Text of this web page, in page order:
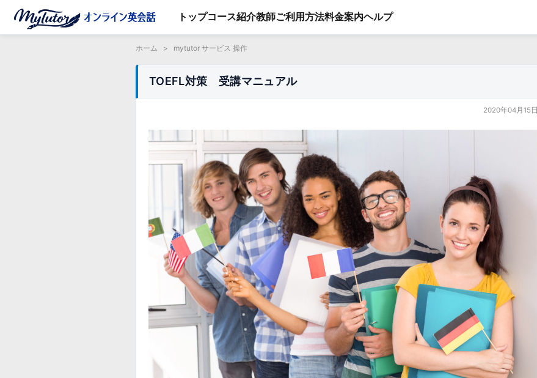
トップコース紹介教師ご利用方法料金案内ヘルプ
ホーム > mytutor サービス 操作
TOEFL対策 受講マニュアル
2020年04月15日